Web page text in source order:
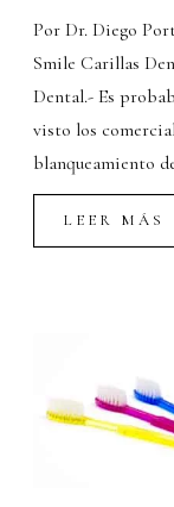
Por Dr. Diego
Smile Carillas
Dental.- Es
visto los
blanqueamiento
LEER MÁS